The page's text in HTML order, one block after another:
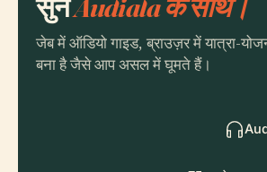
जेब में ऑडियो गाइड, ब्राउज़र में यात्रा-
बना है जैसे आप असल में घूमते हैं।